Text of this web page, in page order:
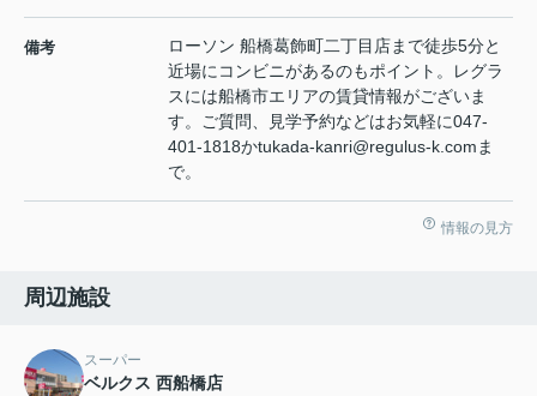
備考
ローソン 船橋葛飾町二丁目店まで徒歩5分と
近場にコンビニがあるのもポイント。レグラ
スには船橋市エリアの賃貸情報がございま
す。ご質問、見学予約などはお気軽に047-
401-1818かtukada-kanri@regulus-k.comま
で。
情報の見方
周辺施設
スーパー
ベルクス 西船橋店